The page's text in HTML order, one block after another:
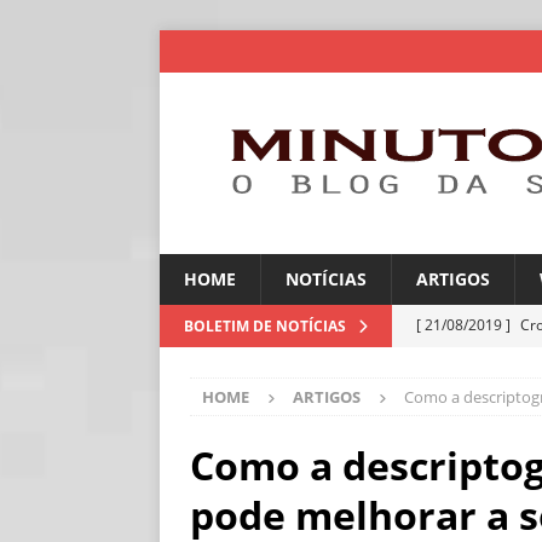
HOME NOTÍCIAS ARTIGOS
BOLETIM DE NOTÍCIAS [ 21/08/2019 ]
[ 30/07/2026 ]
[ 30/07/2026 ]
ARTIGOS
[ 30/07/2026 ]
HOME ARTIGOS Como a
Como a
pode melhorar a